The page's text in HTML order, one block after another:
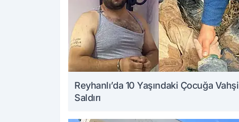
Reyhanlı’da 10 Yaşındaki Çocuğa Vahşi
Saldırı